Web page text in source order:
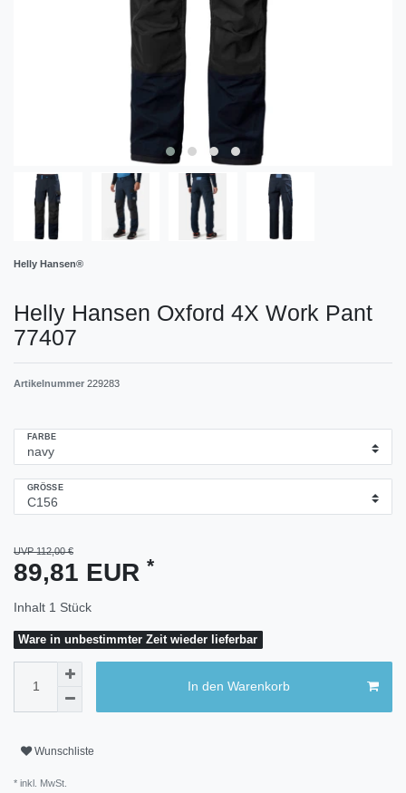
Helly Hansen®
Helly Hansen Oxford 4X Work Pant
77407
Artikelnummer 229283
FARBE
GRÖSSE
UVP 112,00 €
89,81 EUR *
Inhalt 1 Stück
Ware in unbestimmter Zeit wieder lieferbar
In den Warenkorb
Wunschliste
* inkl. MwSt.